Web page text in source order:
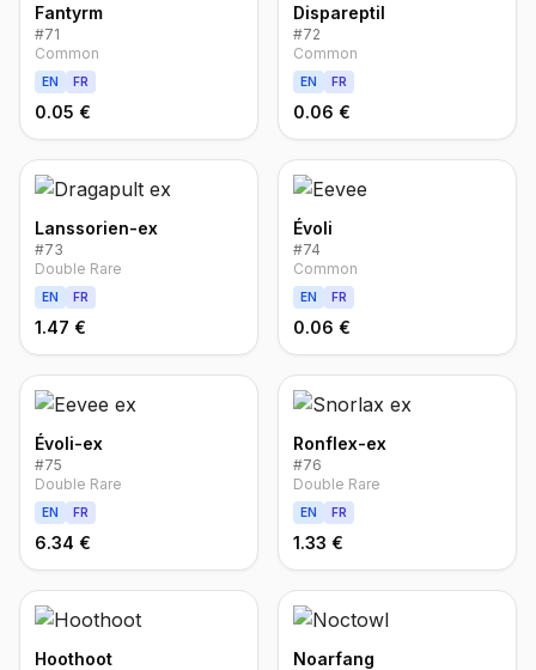
Fantyrm
#71
Common
EN FR
0.05 €
Dispareptil
#72
Common
EN FR
0.06 €
Lanssorien-ex
#73
Double Rare
EN FR
1.47 €
Évoli
#74
Common
EN FR
0.06 €
Évoli-ex
#75
Double Rare
EN FR
6.34 €
Ronflex-ex
#76
Double Rare
EN FR
1.33 €
Hoothoot Noarfang